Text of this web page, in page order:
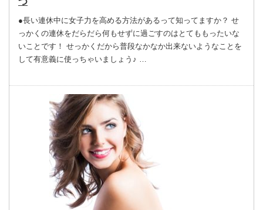
●長い連休中に女子力を高める方法があるって知ってますか？ せ
っかくの連休をだらだら何もせずに過ごすのはとてももったいな
いことです！ せっかくだから普段なかなか出来ないようなことを
して有意義に使っちゃいましょう♪ …